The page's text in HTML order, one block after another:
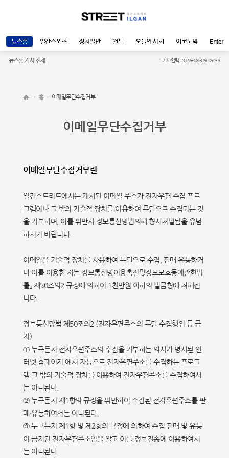
뉴스홈 일간스포츠 정치일반 월드 오늘의 사회 이코노믹 Enter
뉴스홈 기사 전체 기사입력 2026-08-09 09:33
홈 이메일무단수집거부
이메일무단수집거부
이메일무단수집거부란
일간스트리트에서는 게시된 이메일 주소가 전자우편 수집 프로
그램이나 그 밖의 기술적 장치를 이용하여 무단으로 수집되는 것
을 거부하며, 이를 위반시 정보통신망법의해 형사처벌됨을 유념
하시기 바랍니다.
이메일을 기술적 장치를 사용하여 무단으로 수집, 판매·유통하거
나 이를 이용한 자는 정보통신망이용촉진및정보보호등에관한법
률」 제50조의2 규정에 의하여 1천만원 이하의 벌금형에 처해집
니다.
정보통신망법 제50조의2 (전자우편주소의 무단 수집행위 등 금
지)
① 누구든지 전자우편주소의 수집을 거부하는 의사가 명시된 인
터넷 홈페이지 에서 자동으로 전자우편주소를 수집하는 프로그
램 그 밖의 기술적 장치를 이용하여 전자우편주소를 수집하여서
는 아니된다.
② 누구든지 제1항의 규정을 위반하여 수집된 전자우편주소를 판
매·유통하여서는 아니된다.
③ 누구든지 제1항 및 제2항의 규정에 의하여 수집·판매 및 유통
이 금지된 전자우편주소임을 알고 이를 정보전송에 이용하여서
는 아니된다.